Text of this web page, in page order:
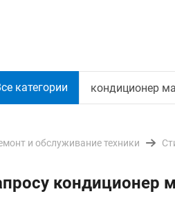
категории
и обслуживание техники